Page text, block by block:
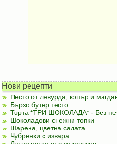
Нови рецепти
Песто от левурда, копър и
Бързо бутер тесто
Торта *ТРИ ШОКОЛАДА* - Без
Шоколадови снежни топки
Шарена, цветна салата
Чубренки с извара